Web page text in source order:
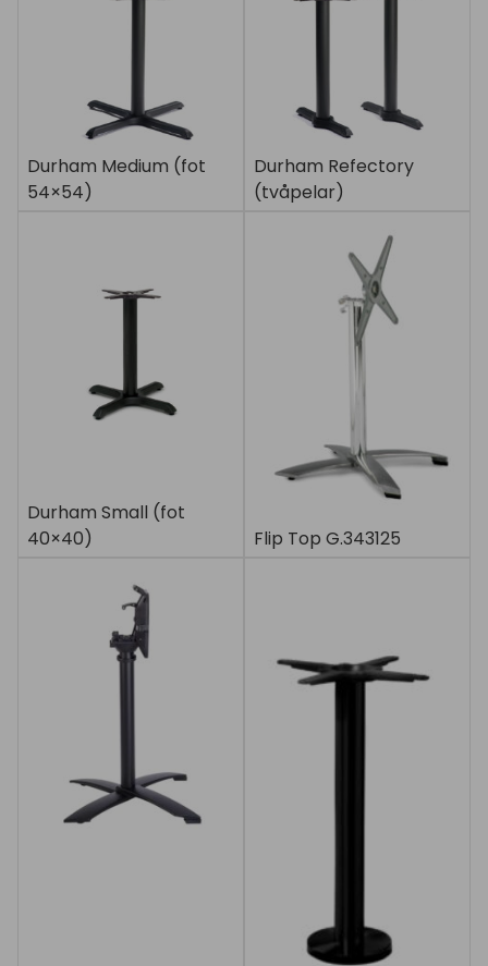
Durham Medium (fot
54×54)
Durham Refectory
(tvåpelar)
Durham Small (fot
40×40)
Flip Top G.343125